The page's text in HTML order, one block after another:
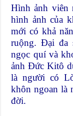
Hình ảnh viên
hình ảnh của
mới có khả
ruộng. Đại đa
ngọc quí và
ảnh Đức Kitô
là người có
khôn ngoan là
đời.